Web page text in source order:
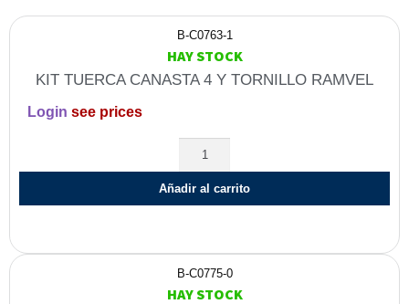
B-C0763-1
HAY STOCK
KIT TUERCA CANASTA 4 Y TORNILLO RAMVEL
Login see prices
Añadir al carrito
B-C0775-0
HAY STOCK